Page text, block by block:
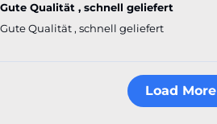
Gute Qualität , schnell geliefert
Gute Qualität , schnell geliefert
Load More